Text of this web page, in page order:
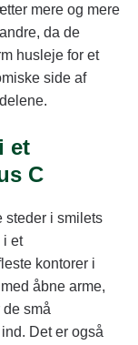
mere og mere
da de
husleje for et
side af
et
C
steder i smilets
i et
kontorer i
åbne arme,
små
Det er også